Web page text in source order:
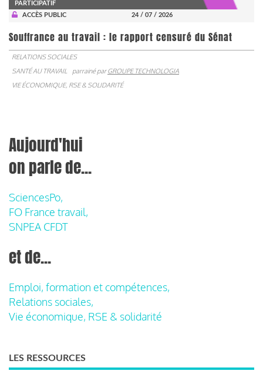
PARTICIPATIF
ACCÈS PUBLIC
24 / 07 / 2026
Souffrance au travail : le rapport censuré du Sénat
RELATIONS SOCIALES
SANTÉ AU TRAVAIL
parrainé parGROUPE TECHNOLOGIA
VIE ÉCONOMIQUE, RSE & SOLIDARITÉ
Aujourd'hui
on parle de...
SciencesPo,
FO France travail,
SNPEA CFDT
et de...
Emploi, formation et compétences,
Relations sociales,
Vie économique, RSE & solidarité
LES RESSOURCES